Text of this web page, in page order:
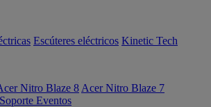
Escúteres eléctricos Kinetic Tech
Nitro Blaze 8 Acer Nitro Blaze 7
Soporte Eventos